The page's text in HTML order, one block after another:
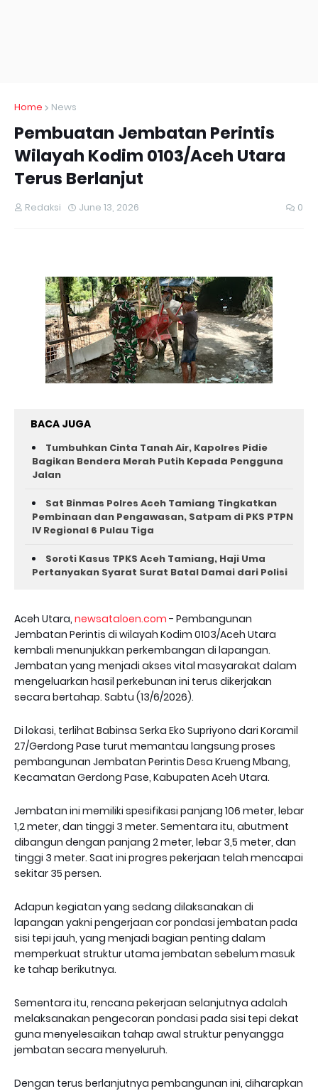
Home News
Pembuatan Jembatan Perintis
Wilayah Kodim 0103/Aceh Utara
Terus Berlanjut
Redaksi June 13, 2026 0
BACA JUGA
Tumbuhkan Cinta Tanah Air, Kapolres Pidie
Bagikan Bendera Merah Putih Kepada Pengguna
Jalan ‎
Sat Binmas Polres Aceh Tamiang Tingkatkan
Pembinaan dan Pengawasan, Satpam di PKS PTPN
IV Regional 6 Pulau Tiga
Soroti Kasus TPKS Aceh Tamiang, Haji Uma
Pertanyakan Syarat Surat Batal Damai dari Polisi
Aceh Utara, newsataloen.com - Pembangunan
Jembatan Perintis di wilayah Kodim 0103/Aceh Utara
kembali menunjukkan perkembangan di lapangan.
Jembatan yang menjadi akses vital masyarakat dalam
mengeluarkan hasil perkebunan ini terus dikerjakan
secara bertahap. Sabtu (13/6/2026).
Di lokasi, terlihat Babinsa Serka Eko Supriyono dari Koramil
27/Gerdong Pase turut memantau langsung proses
pembangunan Jembatan Perintis Desa Krueng Mbang,
Kecamatan Gerdong Pase, Kabupaten Aceh Utara.
Jembatan ini memiliki spesifikasi panjang 106 meter, lebar
1,2 meter, dan tinggi 3 meter. Sementara itu, abutment
dibangun dengan panjang 2 meter, lebar 3,5 meter, dan
tinggi 3 meter. Saat ini progres pekerjaan telah mencapai
sekitar 35 persen.
Adapun kegiatan yang sedang dilaksanakan di
lapangan yakni pengerjaan cor pondasi jembatan pada
sisi tepi jauh, yang menjadi bagian penting dalam
memperkuat struktur utama jembatan sebelum masuk
ke tahap berikutnya.
Sementara itu, rencana pekerjaan selanjutnya adalah
melaksanakan pengecoran pondasi pada sisi tepi dekat
guna menyelesaikan tahap awal struktur penyangga
jembatan secara menyeluruh.
Dengan terus berlanjutnya pembangunan ini, diharapkan